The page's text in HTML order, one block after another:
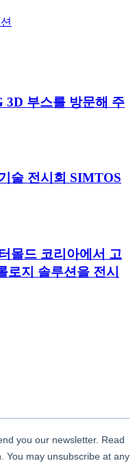
3D 부스를 방문해 주
술 전시회 SIMTOS
몰드 코리아에서 고
로지 솔루션을 전시